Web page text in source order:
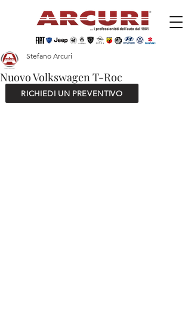
Nuovo Volkswagen T-Roc
Stefano Arcuri
RICHIEDI UN PREVENTIVO